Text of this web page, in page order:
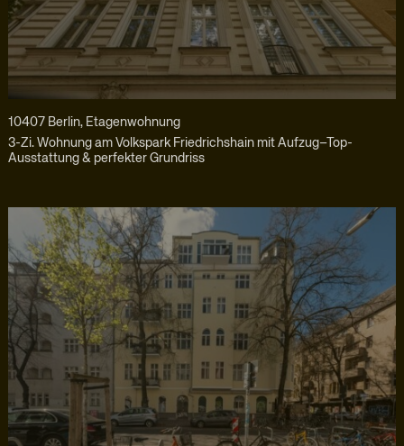
10407 Berlin, Etagenwohnung
3-Zi. Wohnung am Volkspark Friedrichshain mit Aufzug–Top-
Ausstattung & perfekter Grundriss